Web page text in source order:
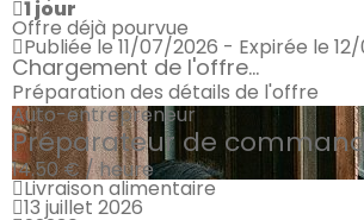
1 jour
Offre déjà pourvue
Publiée le 11/07/2026 - Expirée le
Chargement de l'offre...
Préparation des détails de l'offre
Auto-entrepreneur
Préparateur de
14.50 € / heure
Livraison alimentaire
13 juillet 2026